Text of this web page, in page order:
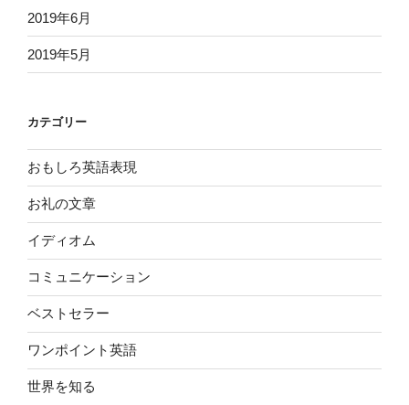
2019年6月
2019年5月
カテゴリー
おもしろ英語表現
お礼の文章
イディオム
コミュニケーション
ベストセラー
ワンポイント英語
世界を知る